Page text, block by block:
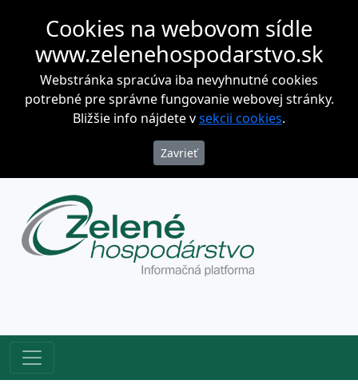
Cookies na webovom sídle
www.zelenehospodarstvo.sk
Webstránka spracúva iba nevyhnutné cookies
potrebné pre správne fungovanie webovej stránky.
Bližšie info nájdete vsekcii cookies.